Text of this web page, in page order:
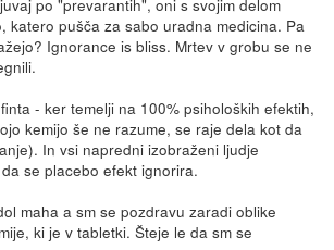
po "prevarantih", oni s svojim delom
katero pušča za sabo uradna medicina. Pa
Ignorance is bliss. Mrtev v grobu se ne
- ker temelji na 100% psiholoških efektih,
kemijo še ne razume, se raje dela kot da
In vsi napredni izobraženi ljudje
se placebo efekt ignorira.
maha a sm se pozdravu zaradi oblike
ki je v tabletki. Šteje le da sm se